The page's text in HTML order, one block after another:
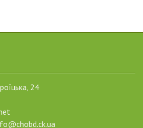
24